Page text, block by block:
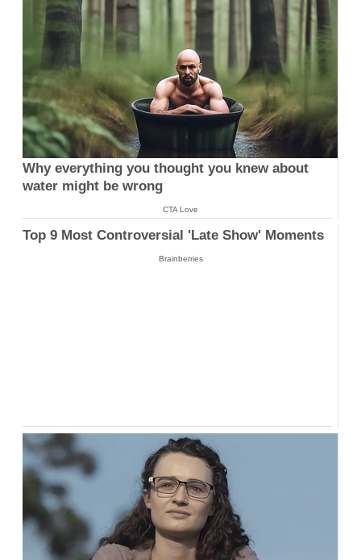
Why everything you thought you knew about
water might be wrong
CTA Love
Top 9 Most Controversial 'Late Show' Moments
Brainberries